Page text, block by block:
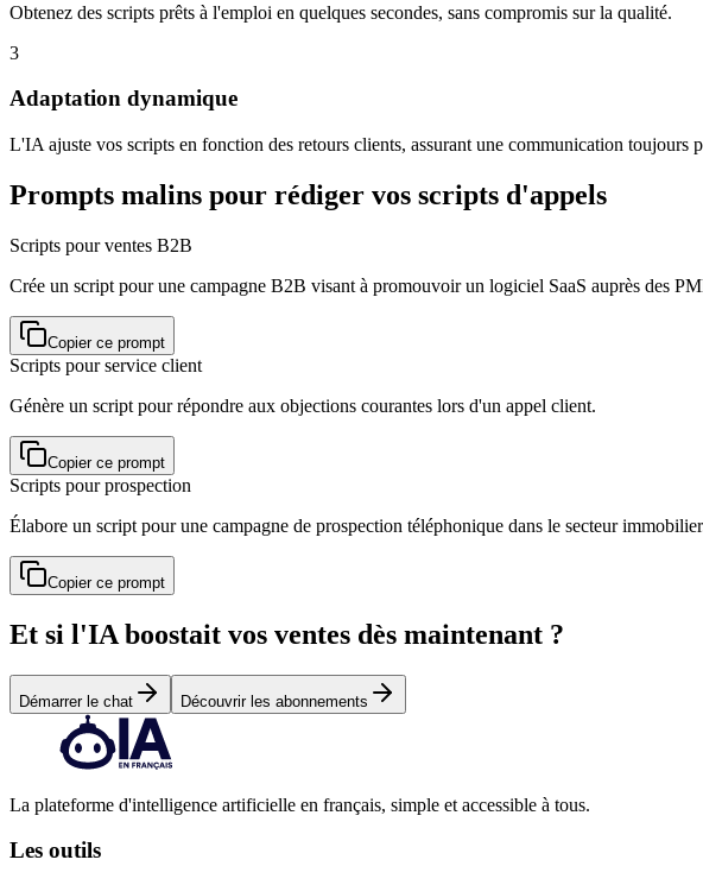
Obtenez des scripts prêts à l'emploi en quelques secondes, sans compromis sur la qualité.
3
Adaptation dynamique
L'IA ajuste vos scripts en fonction des retours clients, assurant une communication toujours
Prompts malins pour rédiger vos scripts d'appels
Scripts pour ventes B2B
Crée un script pour une campagne B2B visant à promouvoir un logiciel SaaS auprès des
Copier ce prompt
Scripts pour service client
Génère un script pour répondre aux objections courantes lors d'un appel client.
Copier ce prompt
Scripts pour prospection
Élabore un script pour une campagne de prospection téléphonique dans le secteur
Copier ce prompt
Et si l'IA boostait vos ventes dès maintenant ?
Démarrer le chat Découvrir les abonnements
La plateforme d'intelligence artificielle en français, simple et accessible à tous.
Les outils